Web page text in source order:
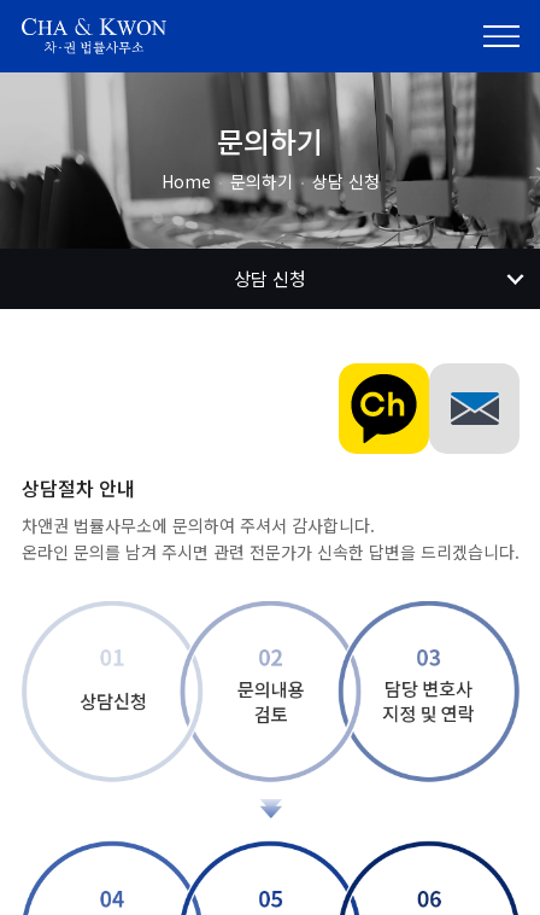
문의하기
Home 문의하기 상담 신청
상담 신청
상담절차 안내
차앤권 법률사무소에 문의하여 주셔서 감사합니다.
온라인 문의를 남겨 주시면 관련 전문가가 신속한 답변을 드리겠습니다.